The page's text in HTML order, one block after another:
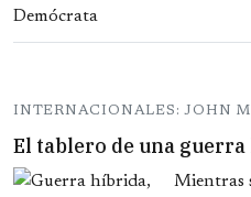
INTERNACIONALES: JOHN
El tablero de una
Mientras